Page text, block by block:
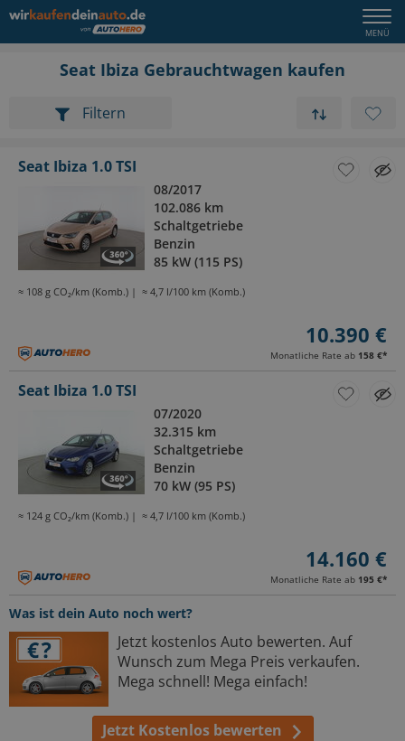
Seat Ibiza Gebrauchtwagen kaufen
Filtern
Seat Ibiza 1.0 TSI
08/2017
102.086 km
Schaltgetriebe
Benzin
85 kW (115 PS)
≈ 108 g CO₂/km (Komb.) ≈ 4,7 l/100 km (Komb.)
10.390 €
Monatliche Rate ab 158 €*
Seat Ibiza 1.0 TSI
07/2020
32.315 km
Schaltgetriebe
Benzin
70 kW (95 PS)
≈ 124 g CO₂/km (Komb.) ≈ 4,7 l/100 km (Komb.)
14.160 €
Monatliche Rate ab 195 €*
Was ist dein Auto noch wert?
Jetzt kostenlos Auto bewerten. Auf
Wunsch zum Mega Preis verkaufen.
Mega schnell! Mega einfach!
Jetzt Kostenlos bewerten